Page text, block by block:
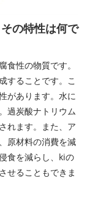
の特性は何で
食性の物質です。
することです。こ
があります。水に
過炭酸ナトリウム
れます。また、ア
原材料の消費を減
食を減らし、kiの
せることもできま